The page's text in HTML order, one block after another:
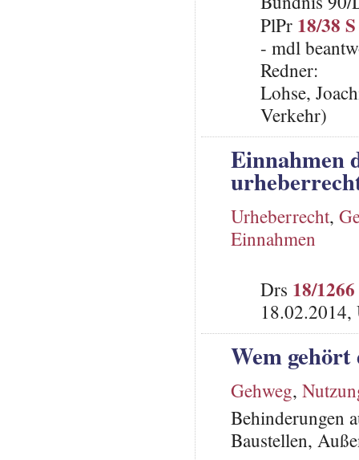
PlPr 18/38 S
- mdl
Redner:
Lohse,
Verkehr)
Einnahmen
Urheberrecht,
Einnahmen
Drs 18/1266
18.02.2014,
Wem gehört
Gehweg,
Behinderungen
Baustellen,